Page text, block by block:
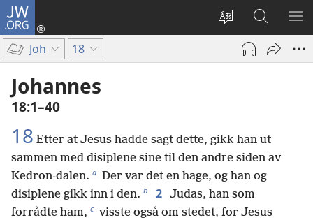
JW.ORG
Endre
språk
Logg
inn
(åpner
Søk
på
JW.ORG
VIS
Joh 18
Johannes
18:1–40
18 Etter at Jesus hadde sagt dette, gikk han ut
sammen med disiplene sine til den andre siden av
Kedron-dalen. a Der var det en hage, og han og
disiplene gikk inn i den. b 2 Judas, han som
forrådte ham, c visste også om stedet, for Jesus